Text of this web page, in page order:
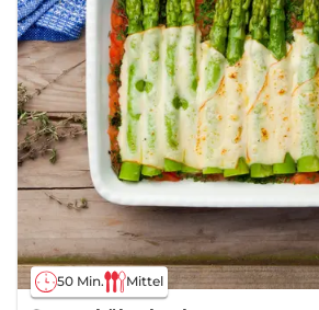
50 Min. Mittel